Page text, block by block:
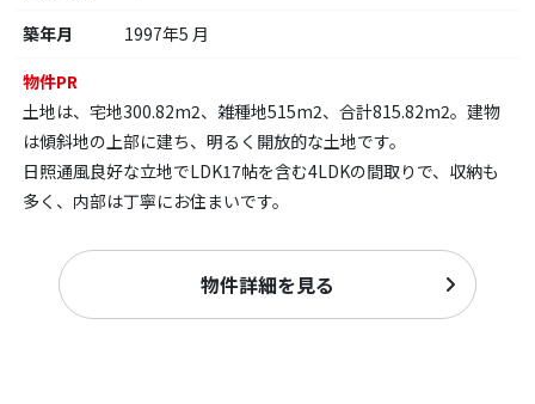
築年月
1997年5 月
物件PR
土地は、宅地300.82m2、雑種地515m2、合計815.82m2。建物
は傾斜地の上部に建ち、明るく開放的な土地です。
日照通風良好な立地でLDK17帖を含む4LDKの間取りで、収納も
多く、内部は丁寧にお住まいです。
物件詳細を見る